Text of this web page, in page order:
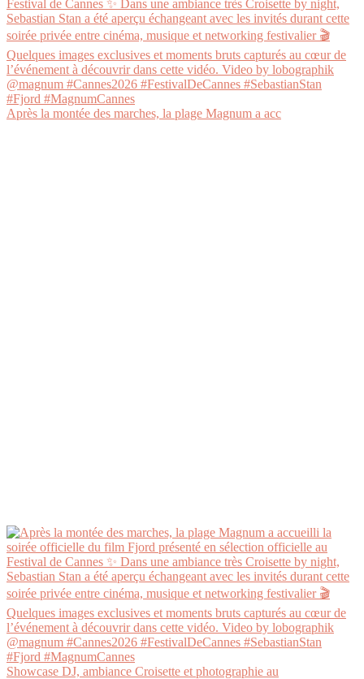
Après la montée des marches, la plage Magnum a acc
Showcase DJ, ambiance Croisette et photographie au